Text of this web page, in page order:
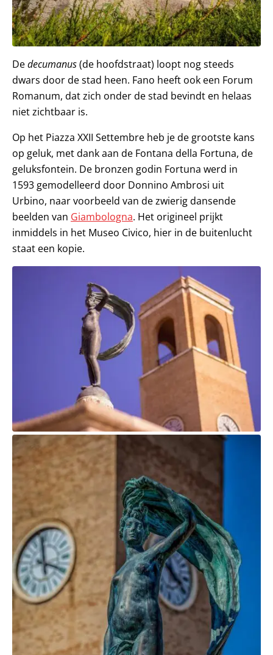
Dedecumanus(de hoofdstraat) loopt nog steeds
dwars door de stad heen. Fano heeft ook een Forum
Romanum, dat zich onder de stad bevindt en helaas
niet zichtbaar is.
Op het Piazza XXII Settembre heb je de grootste kans
op geluk, met dank aan de Fontana della Fortuna, de
geluksfontein. De bronzen godin Fortuna werd in
1593 gemodelleerd door Donnino Ambrosi uit
Urbino, naar voorbeeld van de zwierig dansende
beelden van Giambologna. Het origineel prijkt
inmiddels in het Museo Civico, hier in de buitenlucht
staat een kopie.